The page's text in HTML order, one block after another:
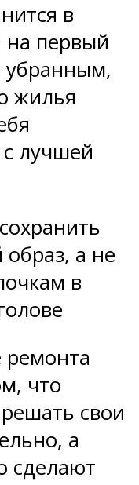
в
на первый
убранным,
жилья
лучшей
а не
в
ремонта
что
свои
а
сделают